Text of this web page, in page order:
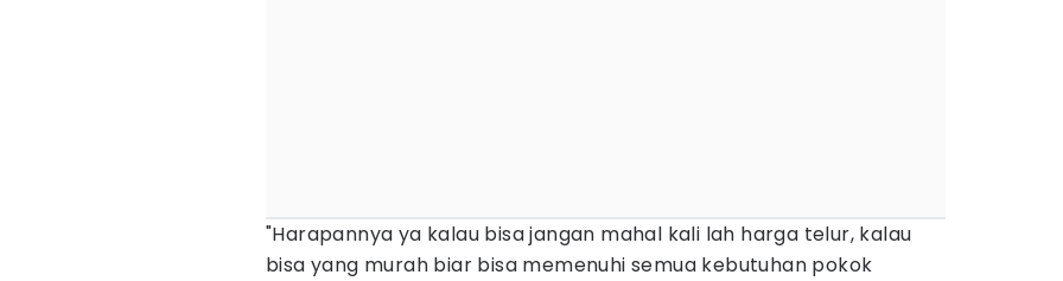
"Harapannya ya kalau bisa jangan mahal kali lah harga telur, kalau
bisa yang murah biar bisa memenuhi semua kebutuhan pokok